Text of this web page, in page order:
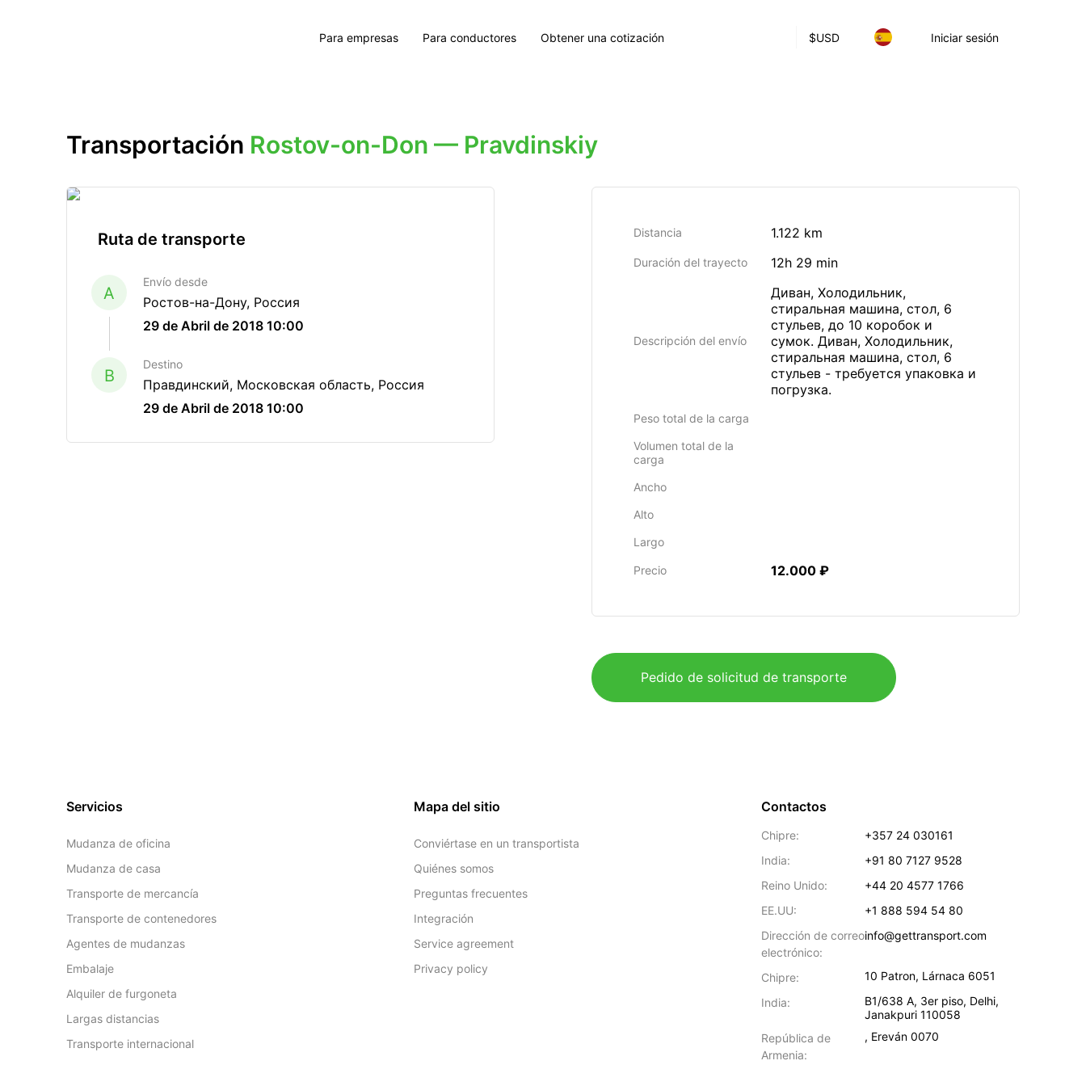
$USD Iniciar sesión
Para empresas Para conductores Obtener una cotización
Transportación Rostov-on-Don — Pravdinskiy
Ruta de transporte
A
Envío desde
Ростов-на-Дону, Россия
29 de Abril de 2018 10:00
B
Destino
Правдинский, Московская область, Россия
29 de Abril de 2018 10:00
Distancia 1.122 km
Duración del trayecto 12h 29 min
Descripción del envío
Диван, Холодильник,
стиральная машина, стол, 6
стульев, до 10 коробок и
сумок. Диван, Холодильник,
стиральная машина, стол, 6
стульев - требуется упаковка и
погрузка.
Peso total de la carga
Volumen total de la
carga
Ancho
Alto
Largo
Precio 12.000 ₽
Pedido de solicitud de transporte
Servicios
Mudanza de oficina
Mudanza de casa
Transporte de mercancía
Transporte de contenedores
Agentes de mudanzas
Embalaje
Alquiler de furgoneta
Largas distancias
Transporte internacional
Mapa del sitio
Conviértase en un transportista
Quiénes somos
Preguntas frecuentes
Integración
Service agreement
Privacy policy
Contactos
Chipre:
+357 24 030161
India:
+91 80 7127 9528
Reino Unido:
+44 20 4577 1766
EE.UU:
+1 888 594 54 80
Dirección de correo
electrónico:
info@gettransport.com
Chipre: 10 Patron, Lárnaca 6051
India:
B1/638 A, 3er piso, Delhi,
Janakpuri 110058
República de
Armenia:
, Ereván 0070